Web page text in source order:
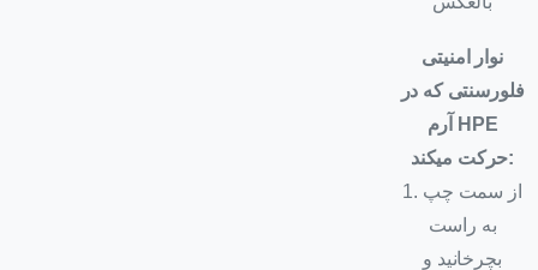
نوار امنیتی
فلورسنتی که در
آرم
HPE
حرکت میکند:
1. از سمت چپ
به راست
بچرخانید و